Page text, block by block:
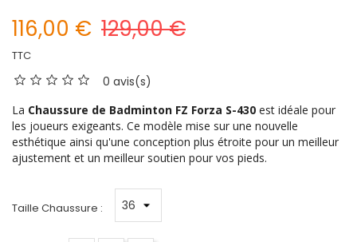
116,00 € 129,00 €
TTC
0 avis(s)
La Chaussure de Badminton FZ Forza S-430 est idéale pour
les joueurs exigeants. Ce modèle mise sur une nouvelle
esthétique ainsi qu'une conception plus étroite pour un meilleur
ajustement et un meilleur soutien pour vos pieds.
Taille Chaussure :